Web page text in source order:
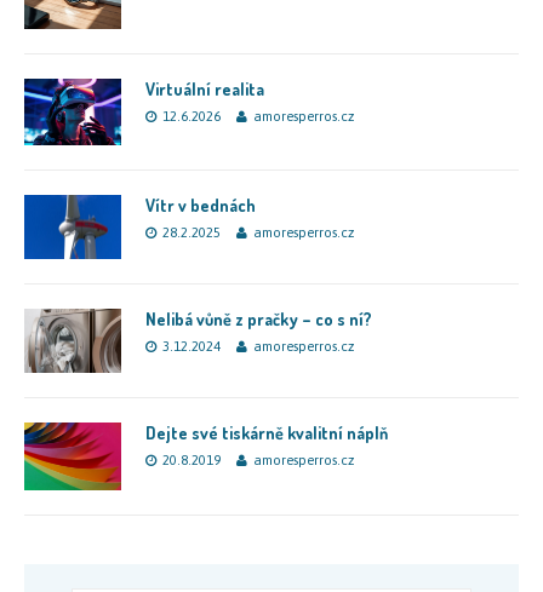
Virtuální realita
12.6.2026 amoresperros.cz
Vítr v bednách
28.2.2025 amoresperros.cz
Nelibá vůně z pračky – co s ní?
3.12.2024 amoresperros.cz
Dejte své tiskárně kvalitní náplň
20.8.2019 amoresperros.cz